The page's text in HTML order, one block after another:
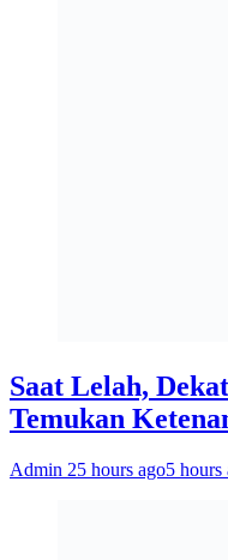
Saat Lelah,
Temukan
Admin 25 hours ago5 hours